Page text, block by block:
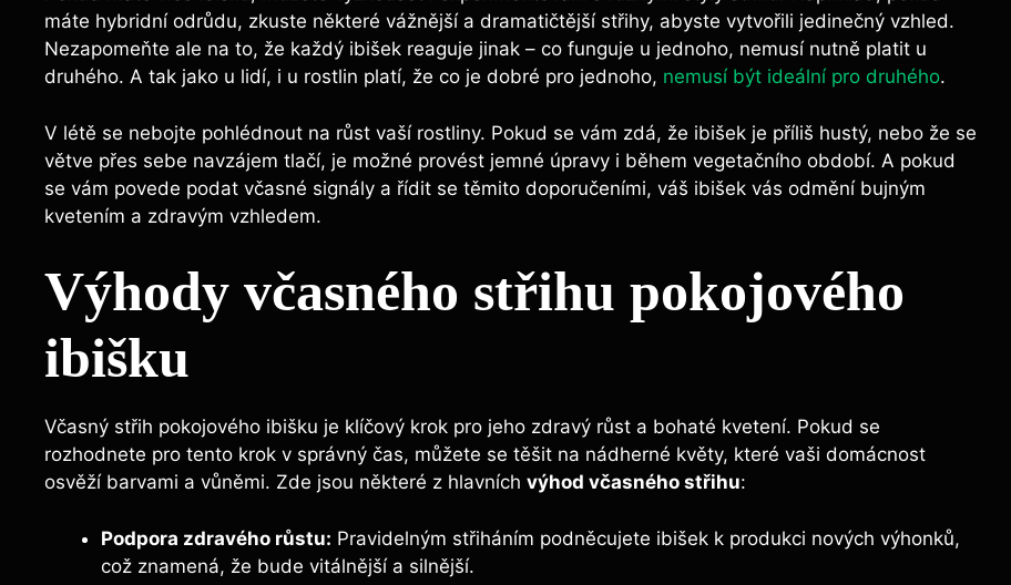
máte hybridní odrůdu, zkuste některé vážnější a dramatičtější střihy, abyste vytvořili jedinečný vzhled.
Nezapomeňte ale na to, že každý ibišek reaguje jinak – co funguje u jednoho, nemusí nutně platit u
druhého. A tak jako u lidí, i u rostlin platí, že co je dobré pro jednoho, nemusí být ideální pro druhého.
V létě se nebojte pohlédnout na růst vaší rostliny. Pokud se vám zdá, že ibišek je příliš hustý, nebo že se
větve přes sebe navzájem tlačí, je možné provést jemné úpravy i během vegetačního období. A pokud
se vám povede podat včasné signály a řídit se těmito doporučeními, váš ibišek vás odmění bujným
kvetením a zdravým vzhledem.
Výhody včasného střihu pokojového
ibišku
Včasný střih pokojového ibišku je klíčový krok pro jeho zdravý růst a bohaté kvetení. Pokud se
rozhodnete pro tento krok v správný čas, můžete se těšit na nádherné květy, které vaši domácnost
osvěží barvami a vůněmi. Zde jsou některé z hlavních výhod včasného střihu:
Podpora zdravého růstu: Pravidelným střiháním podněcujete ibišek k produkci nových výhonků,
což znamená, že bude vitálnější a silnější.